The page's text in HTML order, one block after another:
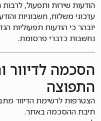
עדכוני משלוח, חשבוניות
יובהר כי הודעות תפעוליות
נחשבות כדברי פרסומת.
הסכמה
התפוצה
הצטרפות לרשימת הדיוור
תיבת ההסכמה באתר.